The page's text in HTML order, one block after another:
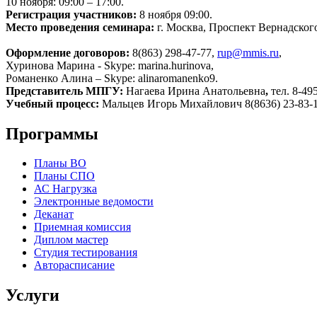
Регистрация участников: 8 ноября 09:00.
Место проведения семинара: г. Москва, Проспект
Оформление договоров: 8(863) 298-47-77, rup@mmis.ru,
Хуринова Марина - Skype: marina.hurinova,
Романенко Алина – Skype: alinaromanenko9.
Представитель МПГУ: Нагаева Ирина Анатольевна, тел. 8-
Учебный процесс: Мальцев Игорь Михайлович 8(8636) 23-83-
Программы
Планы ВО
Планы СПО
АС Нагрузка
Электронные ведомости
Деканат
Приемная комиссия
Диплом мастер
Студия тестирования
Авторасписание
Услуги